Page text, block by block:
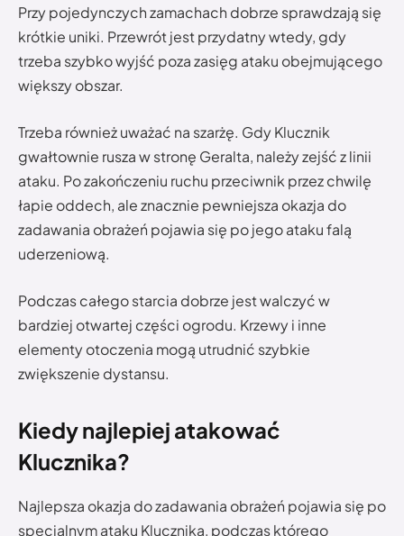
Przy pojedynczych zamachach dobrze sprawdzają się
krótkie uniki. Przewrót jest przydatny wtedy, gdy
trzeba szybko wyjść poza zasięg ataku obejmującego
większy obszar.
Trzeba również uważać na szarżę. Gdy Klucznik
gwałtownie rusza w stronę Geralta, należy zejść z linii
ataku. Po zakończeniu ruchu przeciwnik przez chwilę
łapie oddech, ale znacznie pewniejsza okazja do
zadawania obrażeń pojawia się po jego ataku falą
uderzeniową.
Podczas całego starcia dobrze jest walczyć w
bardziej otwartej części ogrodu. Krzewy i inne
elementy otoczenia mogą utrudnić szybkie
zwiększenie dystansu.
Kiedy najlepiej atakować
Klucznika?
Najlepsza okazja do zadawania obrażeń pojawia się po
specjalnym ataku Klucznika, podczas którego